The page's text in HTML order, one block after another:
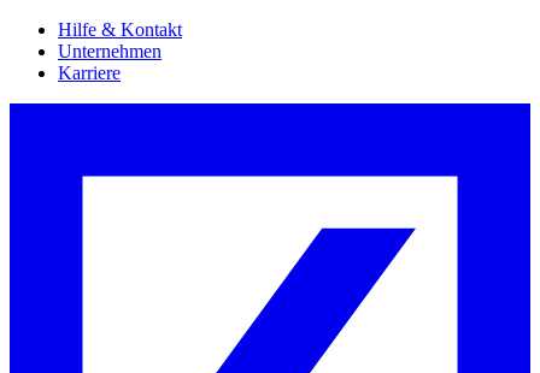
Hilfe & Kontakt
Unternehmen
Karriere